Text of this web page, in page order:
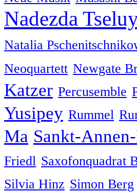
Nadezda
Natalia
Neoquartett Newgate
Katzer Percusemble
Yusipey Rummel
Ma Sankt-
Friedl Saxofonquadrat
Silvia Hinz Simon Berg